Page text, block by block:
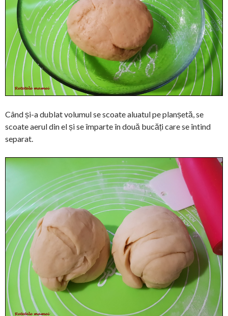
Când și-a dublat volumul se scoate aluatul pe planșetă, se
scoate aerul din el și se împarte în două bucăți care se întind
separat.